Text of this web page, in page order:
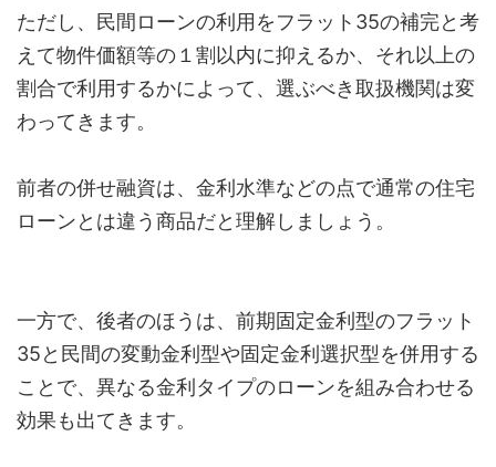
ただし、民間ローンの利用をフラット35の補完と考
えて物件価額等の１割以内に抑えるか、それ以上の
割合で利用するかによって、選ぶべき取扱機関は変
わってきます。
前者の併せ融資は、金利水準などの点で通常の住宅
ローンとは違う商品だと理解しましょう。
一方で、後者のほうは、前期固定金利型のフラット
35と民間の変動金利型や固定金利選択型を併用する
ことで、異なる金利タイプのローンを組み合わせる
効果も出てきます。